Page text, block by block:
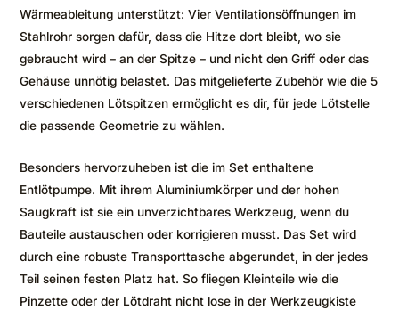
Wärmeableitung unterstützt: Vier Ventilationsöffnungen im
Stahlrohr sorgen dafür, dass die Hitze dort bleibt, wo sie
gebraucht wird – an der Spitze – und nicht den Griff oder das
Gehäuse unnötig belastet. Das mitgelieferte Zubehör wie die 5
verschiedenen Lötspitzen ermöglicht es dir, für jede Lötstelle
die passende Geometrie zu wählen.
Besonders hervorzuheben ist die im Set enthaltene
Entlötpumpe. Mit ihrem Aluminiumkörper und der hohen
Saugkraft ist sie ein unverzichtbares Werkzeug, wenn du
Bauteile austauschen oder korrigieren musst. Das Set wird
durch eine robuste Transporttasche abgerundet, in der jedes
Teil seinen festen Platz hat. So fliegen Kleinteile wie die
Pinzette oder der Lötdraht nicht lose in der Werkzeugkiste